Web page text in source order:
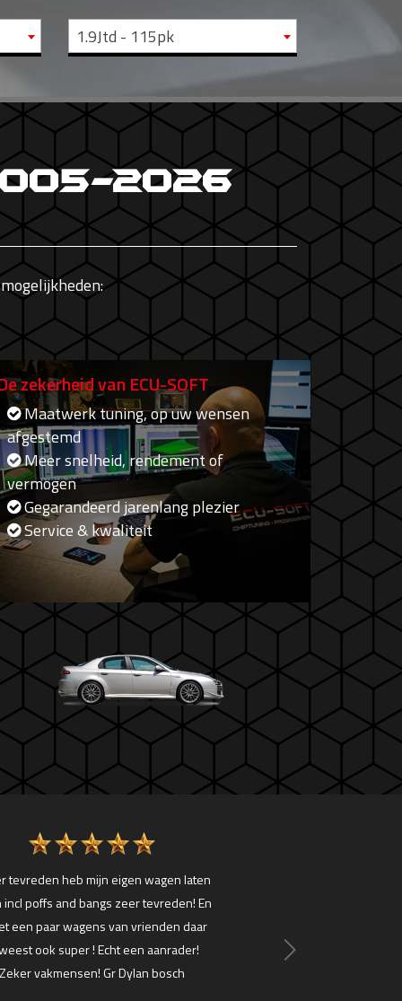
1.9Jtd - 115pk
2026
zekerheid van ECU-SOFT
Maatwerk tuning, op uw wensen
afgestemd
Meer snelheid, rendement of
vermogen
Gegarandeerd jarenlang plezier
Service & kwaliteit
tevreden heb mijn eigen wagen laten
poffs and bangs zeer tevreden! En
een paar wagens van vrienden daar
ook super ! Echt een aanrader!
Zeker vakmensen! Gr Dylan bosch
meer dan